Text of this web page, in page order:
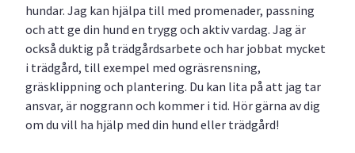
hundar. Jag kan hjälpa till med promenader, passning
och att ge din hund en trygg och aktiv vardag. Jag är
också duktig på trädgårdsarbete och har jobbat mycket
i trädgård, till exempel med ogräsrensning,
gräsklippning och plantering. Du kan lita på att jag tar
ansvar, är noggrann och kommer i tid. Hör gärna av dig
om du vill ha hjälp med din hund eller trädgård!